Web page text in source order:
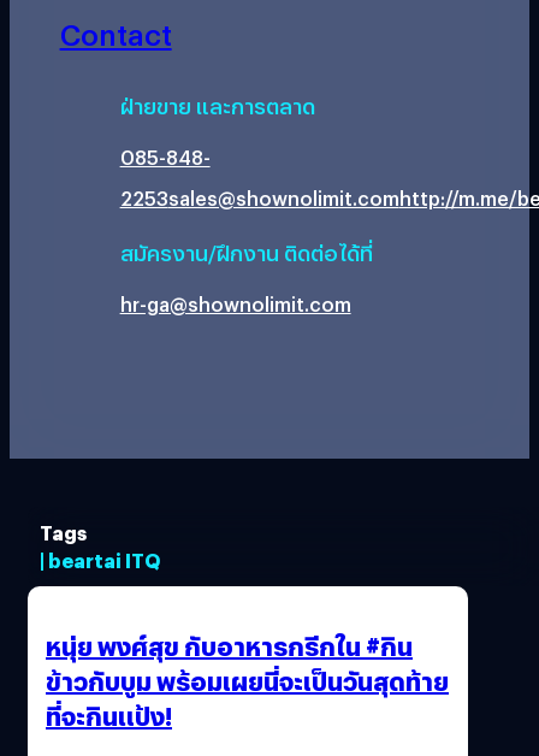
Contact
ฝ่ายขาย และการตลาด
085-848-
2253sales@shownolimit.comhttp://m.me/
สมัครงาน/ฝึกงาน ติดต่อได้ที่
hr-ga@shownolimit.com
Tags
| beartai ITQ
หนุ่ย พงศ์สุข กับอาหารกรีกใน #กิน
ข้าวกับบูม พร้อมเผยนี่จะเป็นวันสุดท้าย
ที่จะกินแป้ง!